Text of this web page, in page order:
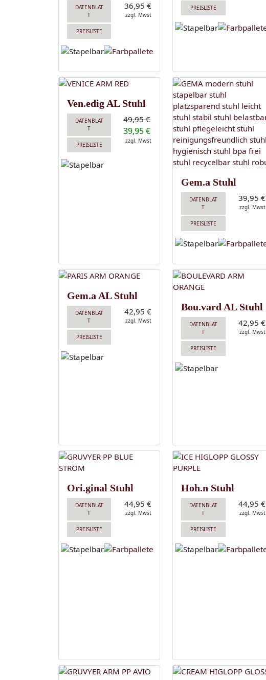
DATENBLAT
T
PREISLISTE
36,95 €
zzgl. Mwst
PREISLISTE
Ven.edig AL Stuhl
DATENBLAT
T
PREISLISTE
49,95 €
39,95 €
zzgl. Mwst
Gem.a Stuhl
DATENBLAT
T
PREISLISTE
39,95 €
zzgl. Mwst
Gem.a AL Stuhl
DATENBLAT
T
PREISLISTE
42,95 €
zzgl. Mwst
Bou.vard AL Stuhl
DATENBLAT
T
PREISLISTE
42,95 €
zzgl. Mwst
Ori.ginal Stuhl
DATENBLAT
T
PREISLISTE
44,95 €
zzgl. Mwst
Hoh.n Stuhl
DATENBLAT
T
PREISLISTE
44,95 €
zzgl. Mwst